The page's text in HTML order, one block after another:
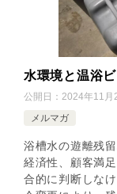
水環境と温浴
公開日： 2024年11月
メルマガ
浴槽水の遊離残
経済性、顧客満
合的に判断しな